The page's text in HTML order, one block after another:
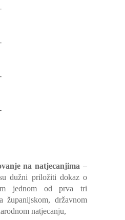
na natjecanjima –
dužni priložiti dokaz o
jednom od prva tri
županijskom, državnom
natjecanju,